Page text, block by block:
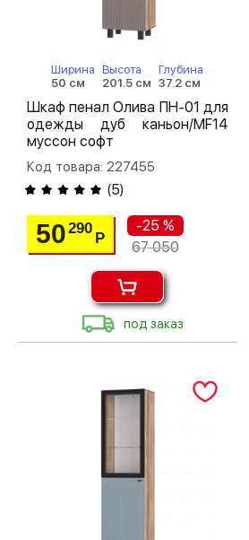
Ширина
50 см
Высота
201.5 см
Глубина
37.2 см
Шкаф пенал Олива ПН-01 для
одежды дуб каньон/MF14
муссон софт
Код товара: 227455
(5)
50290
Р
-25 %
67 050
под заказ